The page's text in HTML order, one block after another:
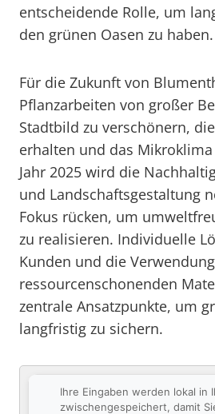
entscheidende Rolle, um
den grünen Oasen zu haben.
Für die Zukunft von
Pflanzarbeiten von großer
Stadtbild zu verschönern,
erhalten und das
Jahr 2025 wird die
und Landschaftsgestaltung
Fokus rücken, um
zu realisieren. Individuelle
Kunden und die
ressourcenschonenden
zentrale Ansatzpunkte, um
langfristig zu sichern.
Ihre Eingaben werden lokal in
zwischengespeichert, damit